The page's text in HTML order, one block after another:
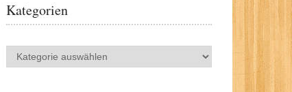
Kategorien
Kategorien